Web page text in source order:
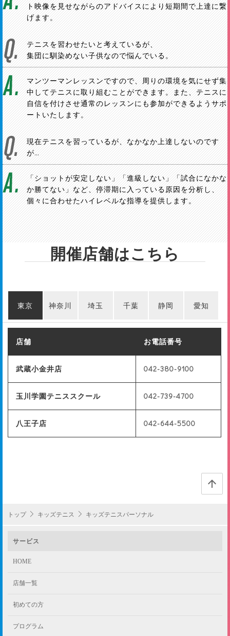
ト映像を見せながらのアドバイスにより短期間で上達に繋
げます。
テニスを習わせたいと考えているが、
集団に馴染めない子供なので悩んでいる。
マンツーマンレッスンですので、周りの環境を気にせず集
中してテニスに取り組むことができます。また、テニスに
自信を付けさせ通常のレッスンにも参加ができるようサポ
ートいたします。
現在テニスを習っているが、なかなか上達しないのです
が…
「ショットが安定しない」「進級しない」「試合になかな
か勝てない」など、停滞期に入っている原因を分析し、
個々に合わせたハイレベルな指導を提供します。
開催店舗はこちら
東京 神奈川 埼玉 千葉 静岡 愛知
店舗 お電話番号
武蔵小金井店 042-380-9100
玉川学園テニススクール 042-739-4700
八王子店 042-644-5500
トップ キッズテニス キッズテニスパーソナル
サービス
HOME
店舗一覧
初めての方
プログラム